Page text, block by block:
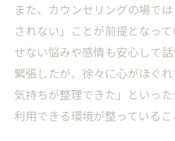
また、カウンセリングの場で
されない」ことが前提となっ
せない悩みや感情も安心して
緊張したが、徐々に心がほぐ
気持ちが整理できた」といっ
利用できる環境が整っているこ